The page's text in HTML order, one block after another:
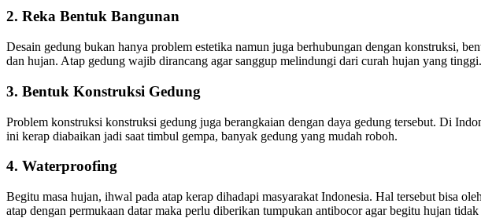
2. Reka Bentuk Bangunan
Desain gedung bukan hanya problem estetika namun juga berhubungan dengan konstruksi,
dan hujan. Atap gedung wajib dirancang agar sanggup melindungi dari curah hujan yang
3. Bentuk Konstruksi Gedung
Problem konstruksi konstruksi gedung juga berangkaian dengan daya gedung tersebut. Di
ini kerap diabaikan jadi saat timbul gempa, banyak gedung yang mudah roboh.
4. Waterproofing
Begitu masa hujan, ihwal pada atap kerap dihadapi masyarakat Indonesia. Hal tersebut bisa
atap dengan permukaan datar maka perlu diberikan tumpukan antibocor agar begitu hujan